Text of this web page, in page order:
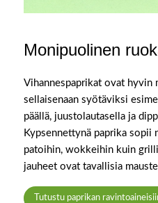
Monipuolinen
Vihannespaprikat ovat
sellaisenaan syötäviksi
päällä, juustolautasella ja
Kypsennettynä paprika
patoihin, wokkeihin kuin
jauheet ovat tavallisia
Tutustu paprikan